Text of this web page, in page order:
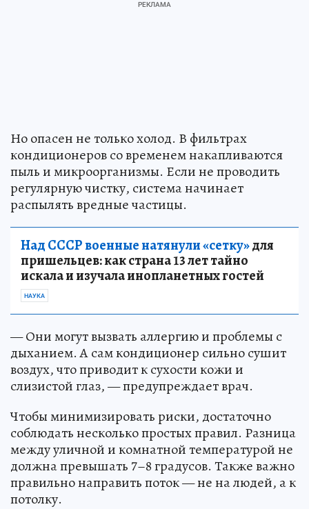
Но опасен не только холод. В фильтрах
кондиционеров со временем накапливаются
пыль и микроорганизмы. Если не проводить
регулярную чистку, система начинает
распылять вредные частицы.
Над СССР военные натянули «сетку»для
пришельцев: как страна 13 лет тайно
искала и изучала инопланетных гостей
НАУКА
— Они могут вызвать аллергию и проблемы с
дыханием. А сам кондиционер сильно сушит
воздух, что приводит к сухости кожи и
слизистой глаз, — предупреждает врач.
Чтобы минимизировать риски, достаточно
соблюдать несколько простых правил. Разница
между уличной и комнатной температурой не
должна превышать 7–8 градусов. Также важно
правильно направить поток — не на людей, а к
потолку.